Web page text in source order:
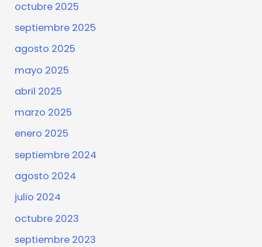
octubre 2025
septiembre 2025
agosto 2025
mayo 2025
abril 2025
marzo 2025
enero 2025
septiembre 2024
agosto 2024
julio 2024
octubre 2023
septiembre 2023